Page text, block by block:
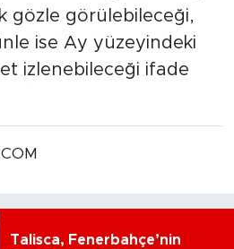
gözle görülebileceği,
ise Ay yüzeyindeki
izlenebileceği ifade
Talisca, Fenerbahçe’nin